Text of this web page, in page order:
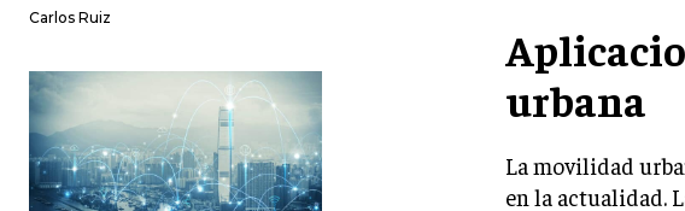
Carlos Ruiz
urbana
La movilidad
en la actualidad.